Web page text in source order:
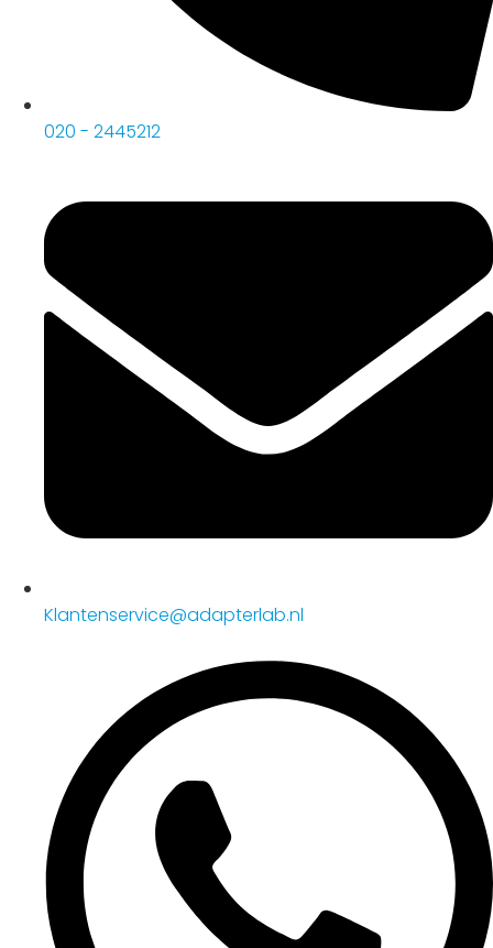
020 - 2445212
Klantenservice@adapterlab.nl